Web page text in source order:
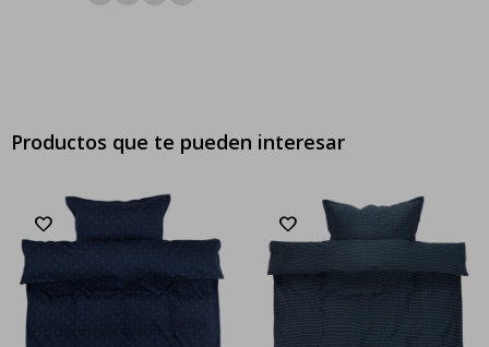
Productos que te pueden interesar